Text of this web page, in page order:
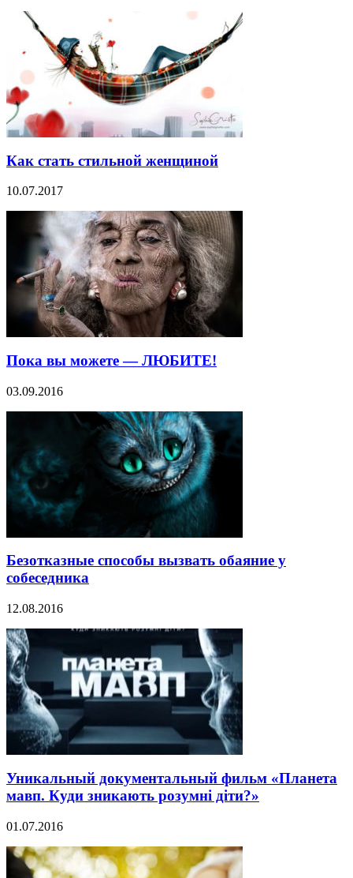
Как стать стильной женщиной
10.07.2017
Пока вы можете — ЛЮБИТЕ!
03.09.2016
Безотказные способы вызвать обаяние у
собеседника
12.08.2016
Уникальный документальный фильм «Планета
мавп. Куди зникають розумні діти?»
01.07.2016